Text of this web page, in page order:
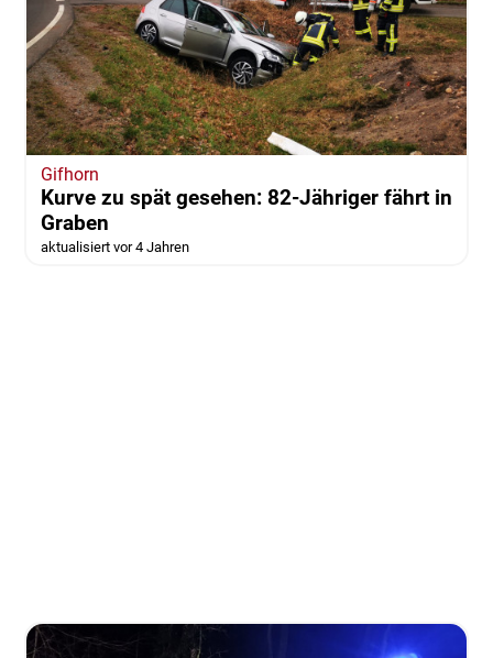
Gifhorn
Kurve zu spät gesehen: 82-Jähriger fährt in
Graben
aktualisiert vor 4 Jahren